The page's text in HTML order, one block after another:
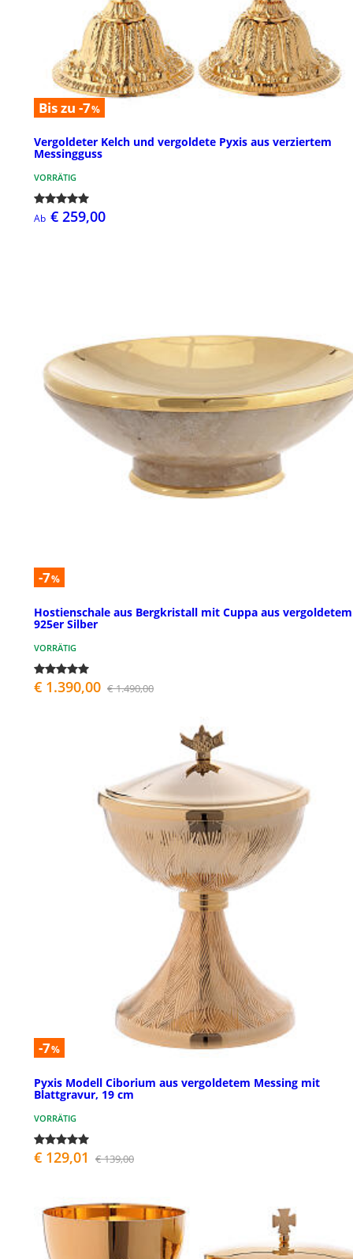
Bis zu -7%
Vergoldeter Kelch und vergoldete Pyxis aus verziertem
Messingguss
VORRÄTIG
Ab € 259,00
-7%
Hostienschale aus Bergkristall mit Cuppa aus vergoldetem
925er Silber
VORRÄTIG
€ 1.390,00 € 1.490,00
-7%
Pyxis Modell Ciborium aus vergoldetem Messing mit
Blattgravur, 19 cm
VORRÄTIG
€ 129,01 € 139,00